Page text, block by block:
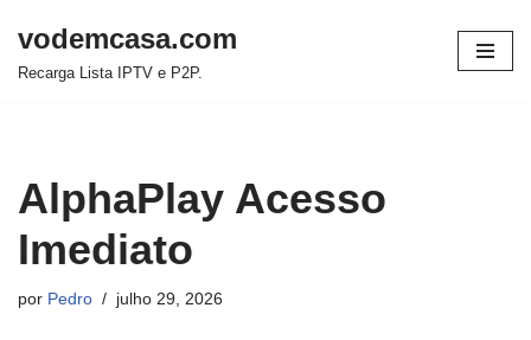
Pular
vodemcasa.com
Recarga Lista IPTV e P2P.
AlphaPlay Acesso
Imediato
por Pedro julho 29, 2026